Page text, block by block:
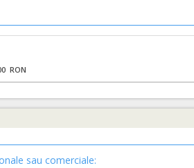
RON
sau comerciale: